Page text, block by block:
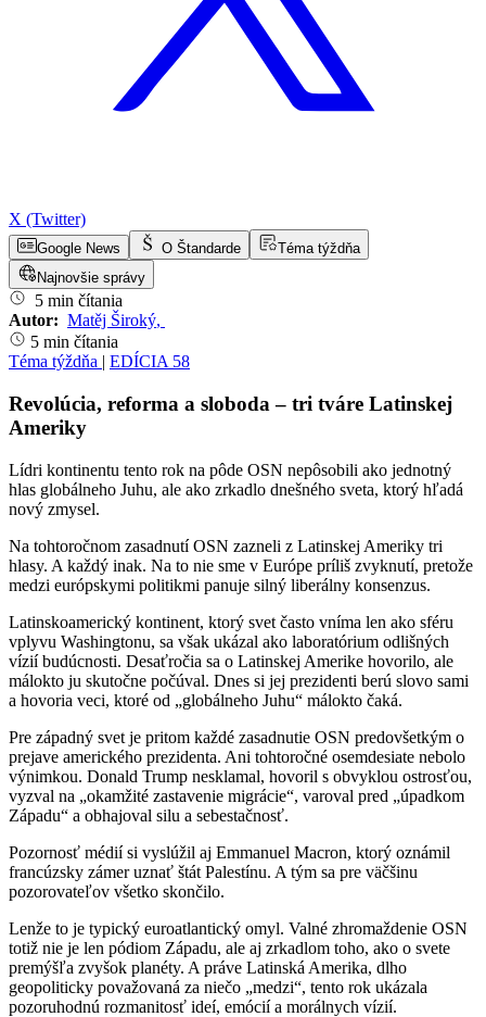
X (Twitter)
Google News O Štandarde
Téma týždňa
Najnovšie správy
5 min čítania
Autor: Matěj Široký,
5 min čítania
Téma týždňa | EDÍCIA 58
Revolúcia, reforma a sloboda – tri tváre Latinskej
Ameriky
Lídri kontinentu tento rok na pôde OSN nepôsobili ako jednotný
hlas globálneho Juhu, ale ako zrkadlo dnešného sveta, ktorý hľadá
nový zmysel.
Na tohtoročnom zasadnutí OSN zazneli z Latinskej Ameriky tri
hlasy. A každý inak. Na to nie sme v Európe príliš zvyknutí, pretože
medzi európskymi politikmi panuje silný liberálny konsenzus.
Latinskoamerický kontinent, ktorý svet často vníma len ako sféru
vplyvu Washingtonu, sa však ukázal ako laboratórium odlišných
vízií budúcnosti. Desaťročia sa o Latinskej Amerike hovorilo, ale
málokto ju skutočne počúval. Dnes si jej prezidenti berú slovo sami
a hovoria veci, ktoré od „globálneho Juhu“ málokto čaká.
Pre západný svet je pritom každé zasadnutie OSN predovšetkým o
prejave amerického prezidenta. Ani tohtoročné osemdesiate nebolo
výnimkou. Donald Trump nesklamal, hovoril s obvyklou ostrosťou,
vyzval na „okamžité zastavenie migrácie“, varoval pred „úpadkom
Západu“ a obhajoval silu a sebestačnosť.
Pozornosť médií si vyslúžil aj Emmanuel Macron, ktorý oznámil
francúzsky zámer uznať štát Palestínu. A tým sa pre väčšinu
pozorovateľov všetko skončilo.
Lenže to je typický euroatlantický omyl. Valné zhromaždenie OSN
totiž nie je len pódiom Západu, ale aj zrkadlom toho, ako o svete
premýšľa zvyšok planéty. A práve Latinská Amerika, dlho
geopoliticky považovaná za niečo „medzi“, tento rok ukázala
pozoruhodnú rozmanitosť ideí, emócií a morálnych vízií.